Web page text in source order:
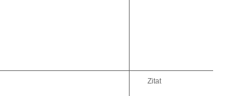
Zitat